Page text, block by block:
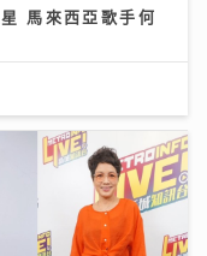
馬來西亞歌手何